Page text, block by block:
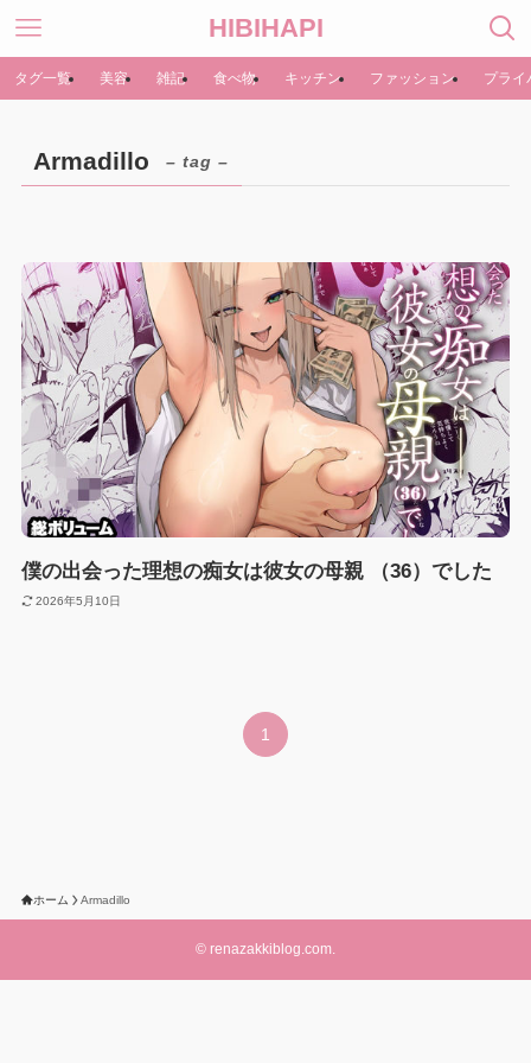
HIBIHAPI
タグ一覧 美容 雑記 食べ物 キッチン ファッション プライ
Armadillo – tag –
僕の出会った理想の痴女は彼女の母親 （36）でした
2026年5月10日
1
ホーム Armadillo
© renazakkiblog.com.